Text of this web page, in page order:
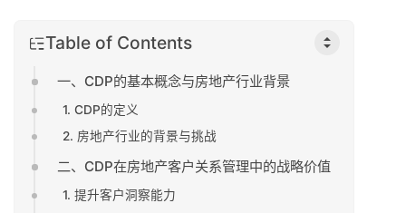
Table of Contents
一、CDP的基本概念与房地产行业背景
1. CDP的定义
2. 房地产行业的背景与挑战
二、CDP在房地产客户关系管理中的战略价值
1. 提升客户洞察能力